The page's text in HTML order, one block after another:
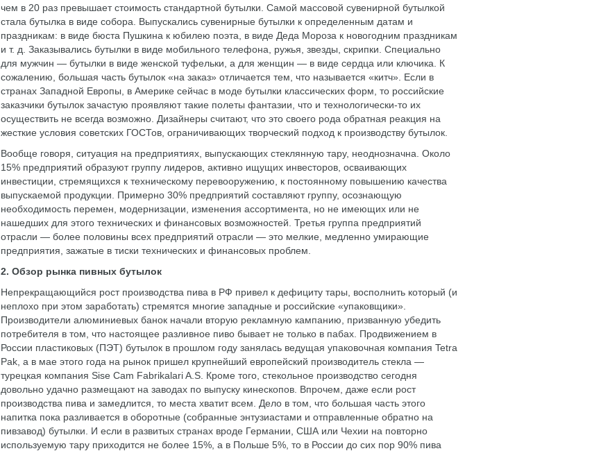
чем в 20 раз превышает стоимость стандартной бутылки. Самой массовой сувенирной бутылкой
стала бутылка в виде собора. Выпускались сувенирные бутылки к определенным датам и
праздникам: в виде бюста Пушкина к юбилею поэта, в виде Деда Мороза к новогодним праздникам
и т. д. Заказывались бутылки в виде мобильного телефона, ружья, звезды, скрипки. Специально
для мужчин — бутылки в виде женской туфельки, а для женщин — в виде сердца или ключика. К
сожалению, большая часть бутылок «на заказ» отличается тем, что называется «китч». Если в
странах Западной Европы, в Америке сейчас в моде бутылки классических форм, то российские
заказчики бутылок зачастую проявляют такие полеты фантазии, что и технологически-то их
осуществить не всегда возможно. Дизайнеры считают, что это своего рода обратная реакция на
жесткие условия советских ГОСТов, ограничивающих творческий подход к производству бутылок.
Вообще говоря, ситуация на предприятиях, выпускающих стеклянную тару, неоднозначна. Около
15% предприятий образуют группу лидеров, активно ищущих инвесторов, осваивающих
инвестиции, стремящихся к техническому перевооружению, к постоянному повышению качества
выпускаемой продукции. Примерно 30% предприятий составляют группу, осознающую
необходимость перемен, модернизации, изменения ассортимента, но не имеющих или не
нашедших для этого технических и финансовых возможностей. Третья группа предприятий
отрасли — более половины всех предприятий отрасли — это мелкие, медленно умирающие
предприятия, зажатые в тиски технических и финансовых проблем.
2. Обзор рынка пивных бутылок
Непрекращающийся рост производства пива в РФ привел к дефициту тары, восполнить который (и
неплохо при этом заработать) стремятся многие западные и российские «упаковщики».
Производители алюминиевых банок начали вторую рекламную кампанию, призванную убедить
потребителя в том, что настоящее разливное пиво бывает не только в пабах. Продвижением в
России пластиковых (ПЭТ) бутылок в прошлом году занялась ведущая упаковочная компания Tetra
Pak, а в мае этого года на рынок пришел крупнейший европейский производитель стекла —
турецкая компания Sise Cam Fabrikalari A.S. Кроме того, стекольное производство сегодня
довольно удачно размещают на заводах по выпуску кинескопов. Впрочем, даже если рост
производства пива и замедлится, то места хватит всем. Дело в том, что большая часть этого
напитка пока разливается в оборотные (собранные энтузиастами и отправленные обратно на
пивзавод) бутылки. И если в развитых странах вроде Германии, США или Чехии на повторно
используемую тару приходится не более 15%, а в Польше 5%, то в России до сих пор 90% пива